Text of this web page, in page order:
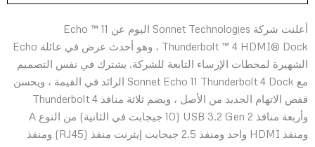
أعلنت شركة Sonnet Technologies اليوم عن Echo ™ 11
Thunderbolt ™ 4 HDMI® Dock ، وهو أحدث عرض في عائلة Echo
الشهيرة لمحطات الإرساء التابعة للشركة. يشترك في نفس التصميم
مع Sonnet Echo 11 Thunderbolt 4 Dock الرائد في القيمة ، ويحسن
قفص الاتهام الجديد من الأصل ، ويضم ثلاثة منافذ Thunderbolt 4
وأربعة منافذ USB 3.2 Gen 2 (10 جيجابت في الثانية) من النوع A
ومنفذ HDMI واحد ومنفذ 2.5 جيجابت إيثرنت منفذ (RJ45) ومنفذ